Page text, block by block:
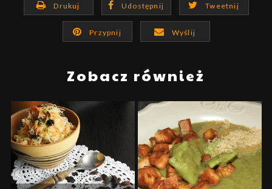
Drukuj Udostępnij Tweetnij
Przypnij Wyślij
Zobacz również